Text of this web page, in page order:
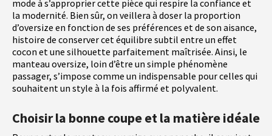
mode à s’approprier cette pièce qui respire la confiance et
la modernité. Bien sûr, on veillera à doser la proportion
d’oversize en fonction de ses préférences et de son aisance,
histoire de conserver cet équilibre subtil entre un effet
cocon et une silhouette parfaitement maîtrisée. Ainsi, le
manteau oversize, loin d’être un simple phénomène
passager, s’impose comme un indispensable pour celles qui
souhaitent un style à la fois affirmé et polyvalent.
Choisir la bonne coupe et la matière idéale